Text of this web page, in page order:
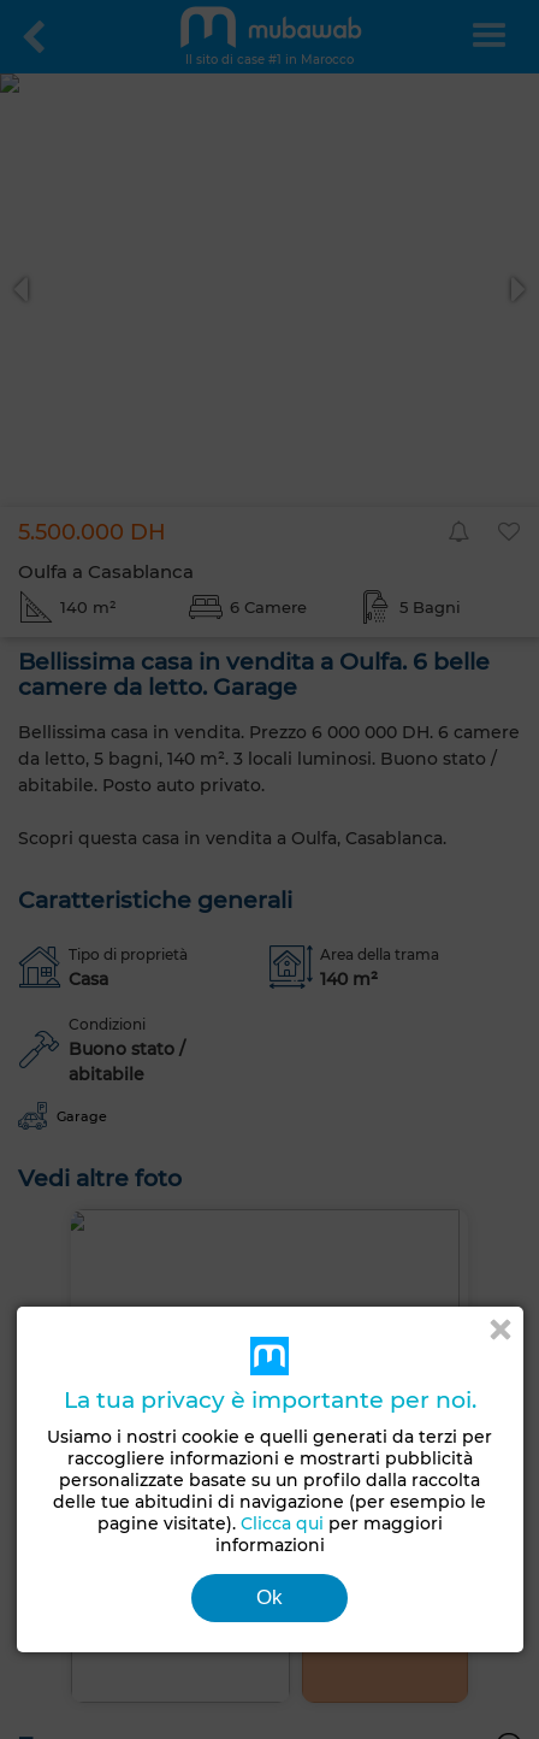
Il sito di case #1 in Marocco
5.500.000 DH
Oulfa a Casablanca
140 m² 6 Camere 5 Bagni
Bellissima casa in vendita a Oulfa. 6 belle
camere da letto. Garage
Bellissima casa in vendita. Prezzo 6 000 000 DH. 6 camere
da letto, 5 bagni, 140 m². 3 locali luminosi. Buono stato /
abitabile. Posto auto privato.
Scopri questa casa in vendita a Oulfa, Casablanca.
Caratteristiche generali
Tipo di proprietà
Casa
Area della trama
140 m²
Condizioni
Buono stato /
abitabile
Garage
Vedi altre foto
+6 FOTO
La tua privacy è importante per noi.
Usiamo i nostri cookie e quelli generati da terzi per
raccogliere informazioni e mostrarti pubblicità
personalizzate basate su un profilo dalla raccolta
delle tue abitudini di navigazione (per esempio le
pagine visitate). Clicca qui per maggiori
informazioni
Ok